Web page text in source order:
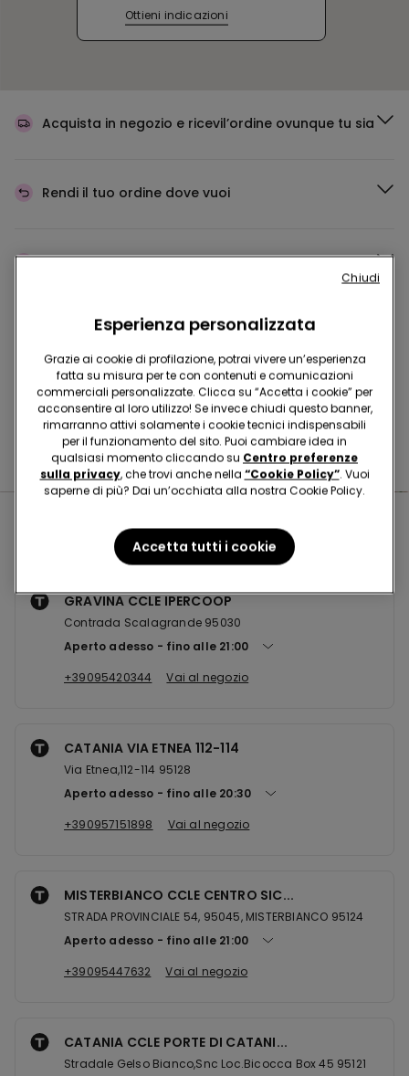
Ottieni indicazioni
Acquista in negozio e ricevil’ordine ovunque tu sia
Rendi il tuo ordine dove vuoi
Cambia la mercein negozio
Programma FedeltàTEZENIS TALENT
Hai domande sulle misure di sicurezza nei nostri store?
Leggi le nostre FAQ
Negozi nelle vicinanze
GRAVINA CCLE IPERCOOP
Contrada Scalagrande 95030
Aperto adesso
fino alle 21:00
+39095420344
Vai al negozio
CATANIA VIA ETNEA 112-114
Via Etnea,112-114 95128
Aperto adesso
fino alle 20:30
+390957151898
Vai al negozio
MISTERBIANCO CCLE CENTRO SIC...
STRADA PROVINCIALE 54, 95045, MISTERBIANCO 95124
Aperto adesso
fino alle 21:00
+39095447632
Vai al negozio
CATANIA CCLE PORTE DI CATANI...
Stradale Gelso Bianco,Snc Loc.Bicocca Box 45 95121
Esperienza personalizzata
Grazie ai cookie di profilazione, potrai vivere un’esperienza
fatta su misura per te con contenuti e comunicazioni
commerciali personalizzate. Clicca su “Accetta i cookie” per
acconsentire al loro utilizzo! Se invece chiudi questo banner,
rimarranno attivi solamente i cookie tecnici indispensabili
per il funzionamento del sito. Puoi cambiare idea in
qualsiasi momento cliccando su Centro preferenze
sulla privacy, che trovi anche nella “Cookie Policy”. Vuoi
saperne di più? Dai un’occhiata alla nostra Cookie Policy.
Accetta tutti i cookie
Chiudi